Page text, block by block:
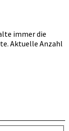
immer die
Aktuelle Anzahl